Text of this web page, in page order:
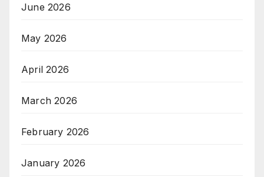
June 2026
May 2026
April 2026
March 2026
February 2026
January 2026